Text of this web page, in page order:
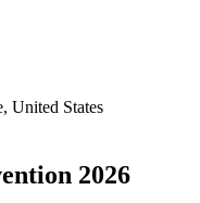
United States
2026